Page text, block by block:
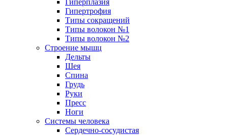
Гиперплазия
Гипертрофия
Типы сокращений
Типы волокон №1
Типы волокон №2
Строение мышц
Дельты
Шея
Спина
Грудь
Руки
Пресс
Ноги
Системы человека
Сердечно-сосудистая